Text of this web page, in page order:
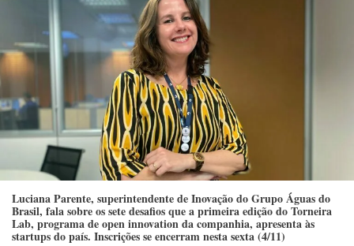
Luciana Parente, superintendente de Inovação do Grupo Águas do
Brasil, fala sobre os sete desafios que a primeira edição do Torneira
Lab, programa de open innovation da companhia, apresenta às
startups do país. Inscrições se encerram nesta sexta (4/11)